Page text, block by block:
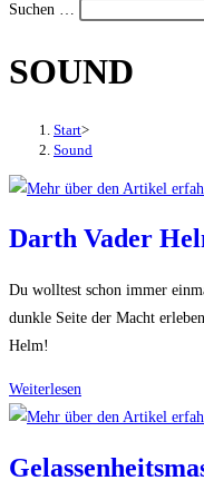
Suchen …
den
das
aus-
einzuklappen
SOUND
Start>
Sound
Darth Vader
Du wolltest schon immer
dunkle Seite der Macht
Helm!
Weiterlesen
Vader